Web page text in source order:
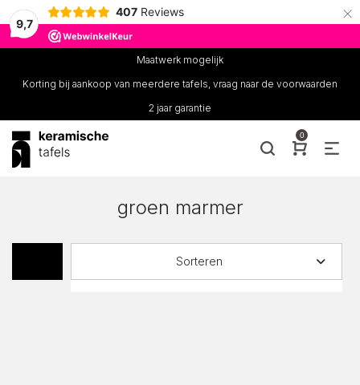
9,7
407 Reviews ×
Maatwerk mogelijk
Korting bij aankoop van meerdere tafels, vraag naar de voorwaarden
2 jaar garantie
0
groen marmer
Sorteren